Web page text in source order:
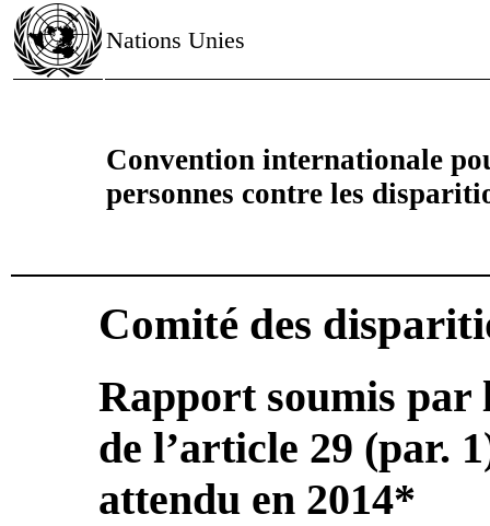
Nations Unies
Convention internationale
personnes contre les
Comité des
Rapport soumis par
de l’article 29 (par.
attendu en 2014*